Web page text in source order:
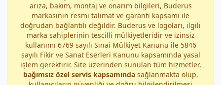
arıza, bakım, montaj ve onarım bilgileri, Buderus
markasının resmi talimat ve garanti kapsamı ile
doğrudan bağlantılı değildir. Buderus ve logoları, ilgili
marka sahiplerinin tescilli mülkiyetleridir ve izinsiz
kullanımı 6769 sayılı Sınai Mülkiyet Kanunu ile 5846
sayılı Fikir ve Sanat Eserleri Kanunu kapsamında yasal
işlem gerektirir. Site üzerinden sunulan tüm hizmetler,
bağımsız özel servis kapsamındasağlanmakta olup,